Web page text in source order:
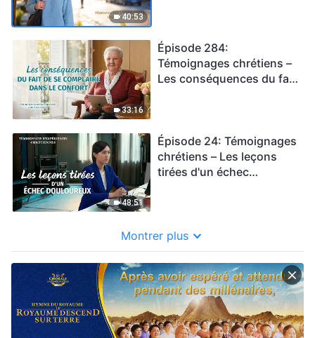
40:53
33:16
Épisode 284:
Témoignages chrétiens –
Les conséquences du fait
48:51
Épisode 24: Témoignages
chrétiens – Les leçons
tirées d'un échec
Montrer plus